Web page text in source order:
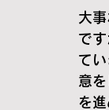
大
で
て
意
を進